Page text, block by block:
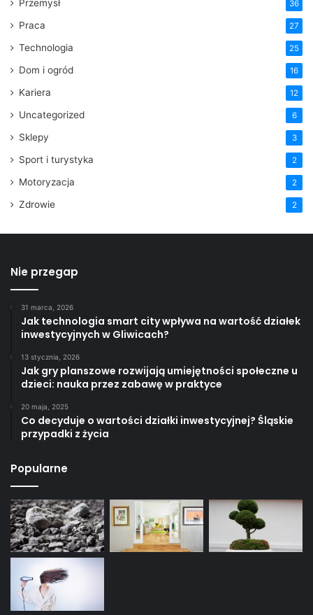
Przemysł 36
Praca 27
Technologia 25
Dom i ogród 16
Kariera 12
Uncategorized 6
Sklepy 3
Sport i turystyka 2
Motoryzacja 2
Zdrowie 2
Nie przegap
31 marca, 2026
Jak technologia smart city wpływa na wartość działek
inwestycyjnych w Gliwicach?
13 stycznia, 2026
Jak gry planszowe rozwijają umiejętności społeczne u
dzieci: nauka przez zabawę w praktyce
20 maja, 2025
Co decyduje o wartości działki inwestycyjnej? Śląskie
przypadki z życia
Popularne